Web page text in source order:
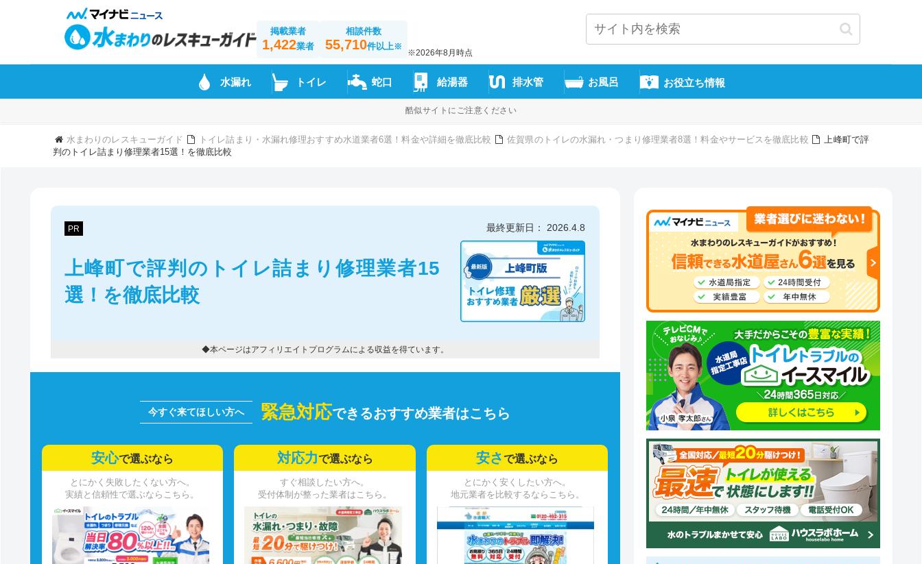
掲載業者
1,422業者
相談件数
55,710件以上※
※2026年8月時点
水漏れ トイレ 蛇口 給湯器 排水管 お風呂 お役立ち情報
酷似サイトにご注意ください
水まわりのレスキューガイド トイレ詰まり・水漏れ修理おすすめ水道業者6選！料金や詳細を徹底比較 佐賀県のトイレの水漏れ・つまり修理業者8選！料金やサービスを徹底比較
上峰町で評
判のトイレ詰まり修理業者15選！を徹底比較
PR
上峰町で評判のトイレ詰まり修理業者15
選！を徹底比較
最終更新日： 2026.4.8
◆本ページはアフィリエイトプログラムによる収益を得ています。
緊急対応できるおすすめ業者はこちら
安心で選ぶなら
とにかく失敗したくない方へ。
実績と信頼性で選ぶならこちら。
対応力で選ぶなら
すぐ相談したい方へ。
受付体制が整った業者はこちら。
安さで選ぶなら
とにかく安くしたい方へ。
地元業者を比較するならこちら。